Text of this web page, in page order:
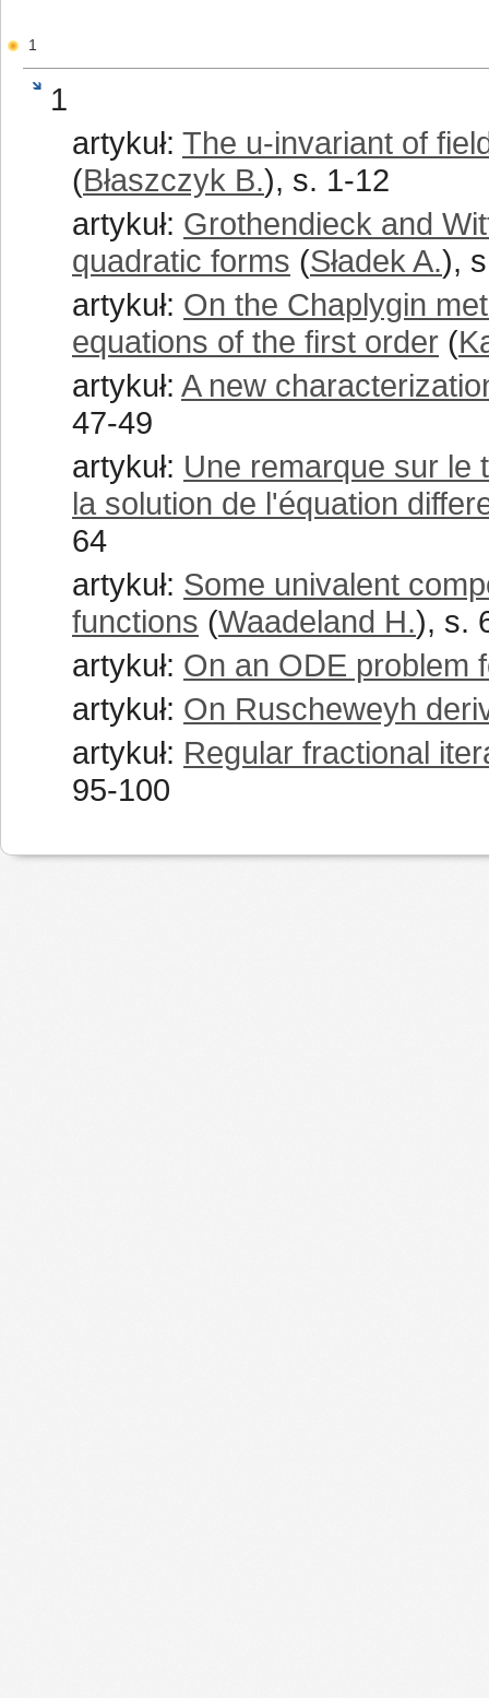
1
1
artykuł: The u-invariant of
(Błaszczyk B.), s. 1-12
artykuł: Grothendieck and
quadratic forms (Sładek A.),
artykuł: On the Chaplygin
equations of the first order (
artykuł: A new
47-49
artykuł: Une remarque sur le
la solution de l'équation
64
artykuł: Some univalent
functions (Waadeland H.), s.
artykuł: On an ODE problem
artykuł: On Ruscheweyh
artykuł: Regular fractional
95-100